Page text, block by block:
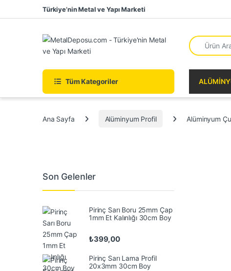
Skip to navigation
Skip to contentTürkiye’nin Metal ve Yapı Marketi
Search for:
Tüm Kategoriler
Ana Sayfa Alüminyum Profil Alüminyum
Son Gelenler
Pirinç Sarı Boru 25mm Çap
1mm Et Kalınlığı 30cm Boy
₺399,00
Pirinç Sarı Lama Profil
20x3mm 30cm Boy